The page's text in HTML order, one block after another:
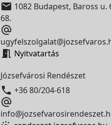
 1082 Budapest, Baross u.
68.

 Nyitvatartás
Józsefvárosi Rendészet
 +36 80/204-618
